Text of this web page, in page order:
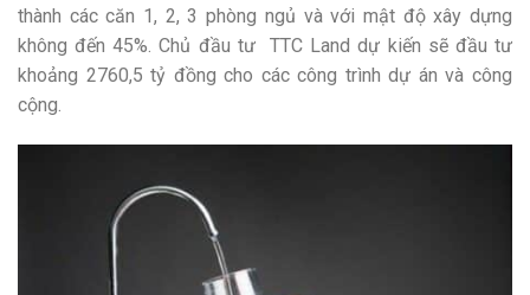
thành các căn 1, 2, 3 phòng ngủ và với mật độ xây dựng
không đến 45%. Chủ đầu tư TTC Land dự kiến sẽ đầu tư
khoảng 2760,5 tỷ đồng cho các công trình dự án và công
cộng.